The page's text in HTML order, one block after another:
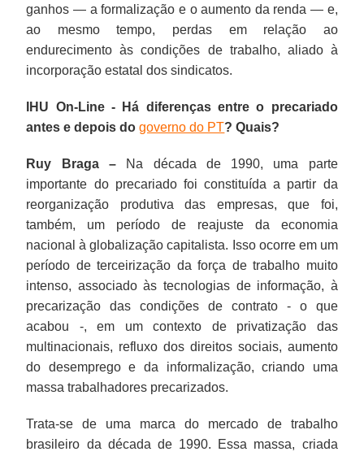
ganhos — a formalização e o aumento da renda — e,
ao mesmo tempo, perdas em relação ao
endurecimento às condições de trabalho, aliado à
incorporação estatal dos sindicatos.
IHU On-Line - Há diferenças entre o precariado
antes e depois dogoverno do PT? Quais?
Ruy Braga –Na década de 1990, uma parte
importante do precariado foi constituída a partir da
reorganização produtiva das empresas, que foi,
também, um período de reajuste da economia
nacional à globalização capitalista. Isso ocorre em um
período de terceirização da força de trabalho muito
intenso, associado às tecnologias de informação, à
precarização das condições de contrato - o que
acabou -, em um contexto de privatização das
multinacionais, refluxo dos direitos sociais, aumento
do desemprego e da informalização, criando uma
massa trabalhadores precarizados.
Trata-se de uma marca do mercado de trabalho
brasileiro da década de 1990. Essa massa, criada